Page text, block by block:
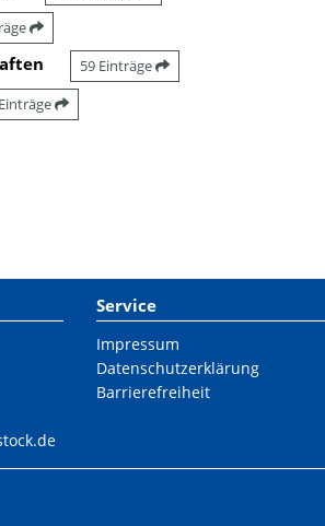
59 Einträge
Service
Impressum
Datenschutzerklärung
Barrierefreiheit